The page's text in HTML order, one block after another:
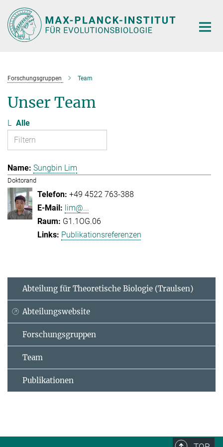
Hauptinhalt
Forschungsgruppen Team
Unser Team
L Alle
Sungbin Lim
Doktorand
+49 4522 763-388
lim@...
G1.1OG.06
Publikationsreferenzen
Abteilung für Theoretische Biologie (Traulsen)
Abteilungswebsite
Forschungsgruppen
Team
Publikationen